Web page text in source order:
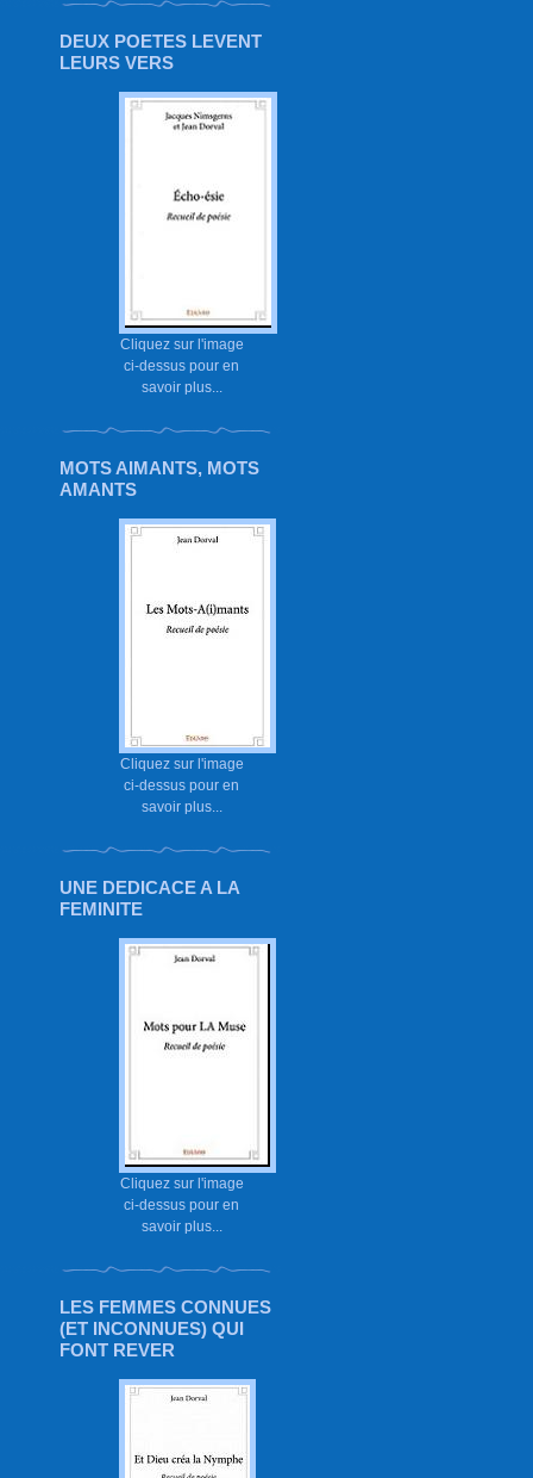
DEUX POETES LEVENT
LEURS VERS
Cliquez sur l'image
ci-dessus pour en
savoir plus...
MOTS AIMANTS, MOTS
AMANTS
Cliquez sur l'image
ci-dessus pour en
savoir plus...
UNE DEDICACE A LA
FEMINITE
Cliquez sur l'image
ci-dessus pour en
savoir plus...
LES FEMMES CONNUES
(ET INCONNUES) QUI
FONT REVER